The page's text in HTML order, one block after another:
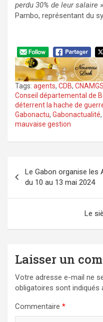
perdu 30% de leur salaire »
Pambo, représentant du
Tags: agents, CDB, CNAMGS
Conseil départemental de
déterrent la hache de
Gabonactu, Gabonactualité,
mauvaise gestion
de
l’article
Le Gabon organise les
du 10 au 13 mai 2024
Le
Laisser un
Votre adresse e-mail ne
obligatoires sont indiqués
Commentaire *